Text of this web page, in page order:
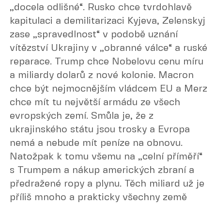
„docela odlišné“. Rusko chce tvrdohlavě
kapitulaci a demilitarizaci Kyjeva, Zelenskyj
zase „spravedlnost“ v podobě uznání
vítězství Ukrajiny v „obranné válce“ a ruské
reparace. Trump chce Nobelovu cenu míru
a miliardy dolarů z nové kolonie. Macron
chce být nejmocnějším vládcem EU a Merz
chce mít tu největší armádu ze všech
evropských zemí. Smůla je, že z
ukrajinského státu jsou trosky a Evropa
nemá a nebude mít peníze na obnovu.
Natožpak k tomu všemu na „celní příměří“
s Trumpem a nákup amerických zbraní a
předražené ropy a plynu. Těch miliard už je
příliš mnoho a prakticky všechny země